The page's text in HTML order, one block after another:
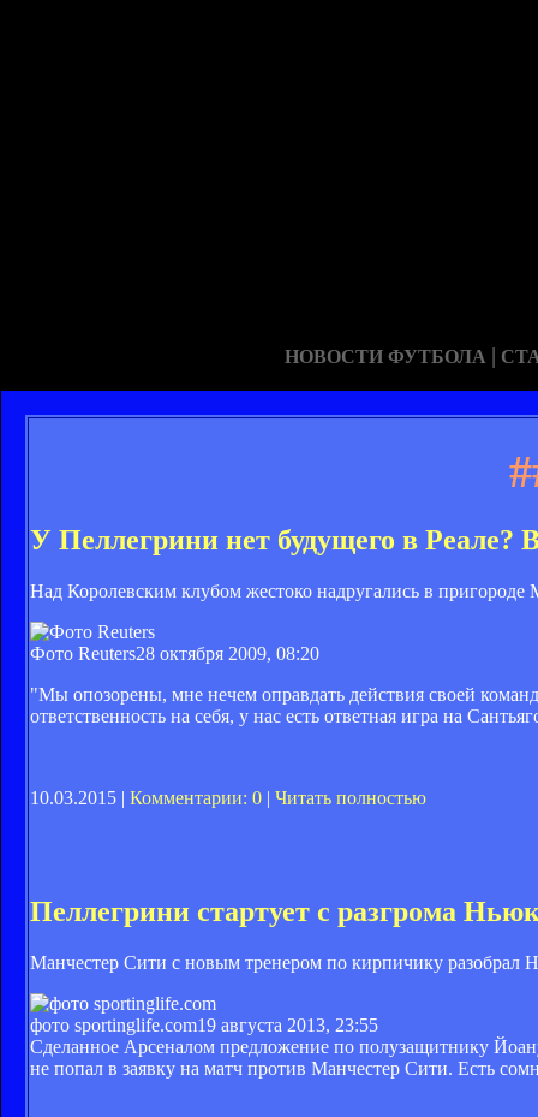
НОВОСТИ ФУТБОЛА |
У Пеллегрини нет будущего в Реале?
Над Королевским клубом жестоко надругались в пригороде
Фото Reuters28 октября 2009, 08:20
"Мы опозорены, мне нечем оправдать действия своей
ответственность на себя, у нас есть ответная игра на
10.03.2015 | Комментарии: 0 | Читать полностью
Пеллегрини стартует с разгрома
Манчестер Сити с новым тренером по кирпичику разобрал
фото sportinglife.com19 августа 2013, 23:55
Сделанное Арсеналом предложение по полузащитнику
не попал в заявку на матч против Манчестер Сити. Есть